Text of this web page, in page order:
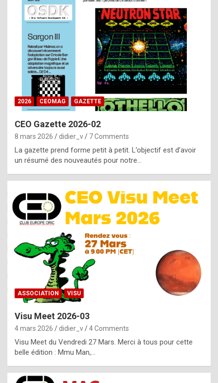
m
m
a
y
b
e
b
y
g
e
n
u
i
n
e
R
o
p
l
c
2026 CEOMAG GAZETTE
CEO Gazette 2026-02
8 mars 2026 didier_v 7 Comments
La gazette prend forme petit à petit. L’objectif est d’avoir
un résumé des nouveautés pour notre…
ASSOCIATION VISU
Visu Meet 2026-03
4 mars 2026 didier_v 4 Comments
Visu Meet du Vendredi 27 Mars. Merci à tous pour cette
belle édition : Mmu Man,…